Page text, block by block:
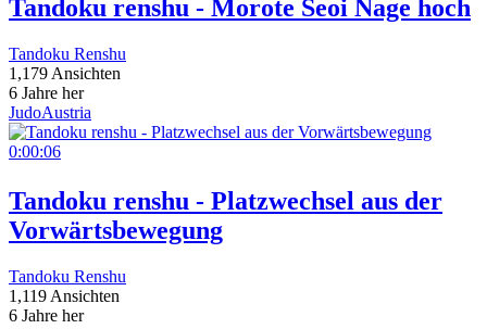
Tandoku renshu - Morote Seoi Nage hoch
Tandoku Renshu
1,179 Ansichten
6 Jahre her
JudoAustria
0:00:06
Tandoku renshu - Platzwechsel aus der
Vorwärtsbewegung
Tandoku Renshu
1,119 Ansichten
6 Jahre her